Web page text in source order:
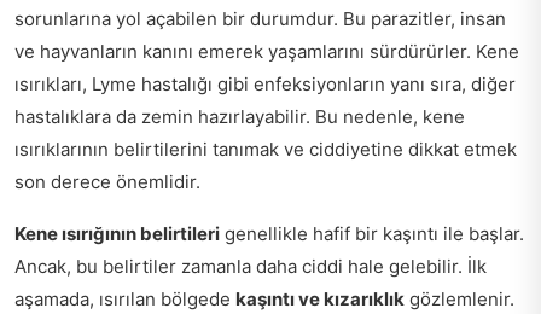
sorunlarına yol açabilen bir durumdur. Bu parazitler, insan
ve hayvanların kanını emerek yaşamlarını sürdürürler. Kene
ısırıkları, Lyme hastalığı gibi enfeksiyonların yanı sıra, diğer
hastalıklara da zemin hazırlayabilir. Bu nedenle, kene
ısırıklarının belirtilerini tanımak ve ciddiyetine dikkat etmek
son derece önemlidir.
Kene ısırığının belirtileri genellikle hafif bir kaşıntı ile başlar.
Ancak, bu belirtiler zamanla daha ciddi hale gelebilir. İlk
aşamada, ısırılan bölgede kaşıntı ve kızarıklık gözlemlenir.